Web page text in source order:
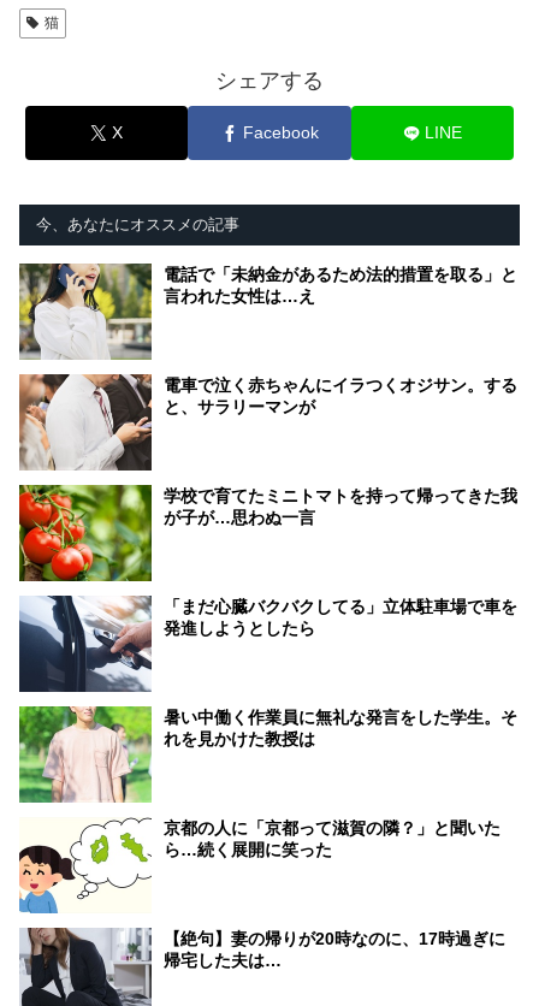
猫
シェアする
X Facebook LINE
今、あなたにオススメの記事
電話で「未納金があるため法的措置を取る」と
言われた女性は…え
電車で泣く赤ちゃんにイラつくオジサン。する
と、サラリーマンが
学校で育てたミニトマトを持って帰ってきた我
が子が…思わぬ一言
「まだ心臓バクバクしてる」立体駐車場で車を
発進しようとしたら
暑い中働く作業員に無礼な発言をした学生。そ
れを見かけた教授は
京都の人に「京都って滋賀の隣？」と聞いた
ら…続く展開に笑った
【絶句】妻の帰りが20時なのに、17時過ぎに
帰宅した夫は…